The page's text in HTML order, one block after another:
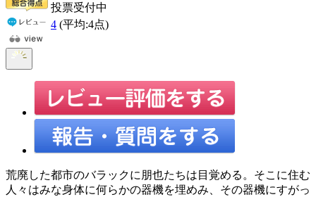
投票受付中
4 (平均:4点)
荒廃した都市のバラックに朋也たちは目覚める。そこに住む
人々はみな身体に何らかの器機を埋めみ、その器機にすがっ